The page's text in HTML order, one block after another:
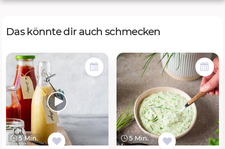
Das könnte dir auch schmecken
5 Min. 5 Min.